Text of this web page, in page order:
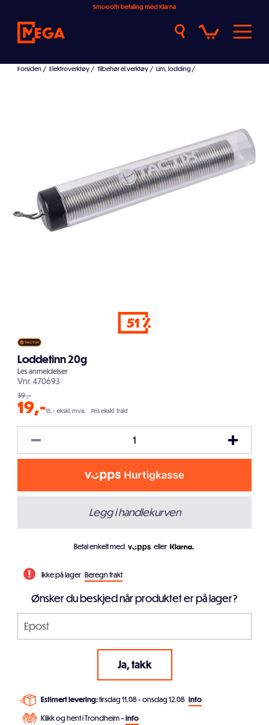
Smoooth betaling med Klarna
Forsiden / Elektroverktøy / Tilbehør el.verktøy / Lim, lodding /
51
Loddetinn 20g
Lesanmeldelser
Vnr.470693
39,-
19,-15,- ekskl. mva. Pris ekskl. frakt
Legg i handlekurven
Betal enkelt med eller
Ikke på lager Beregn frakt
Ønsker du beskjed når produktet er på lager?
Estimert levering:tirsdag 11.08 - onsdag 12.08 info
Klikk og hent i Trondheim –info